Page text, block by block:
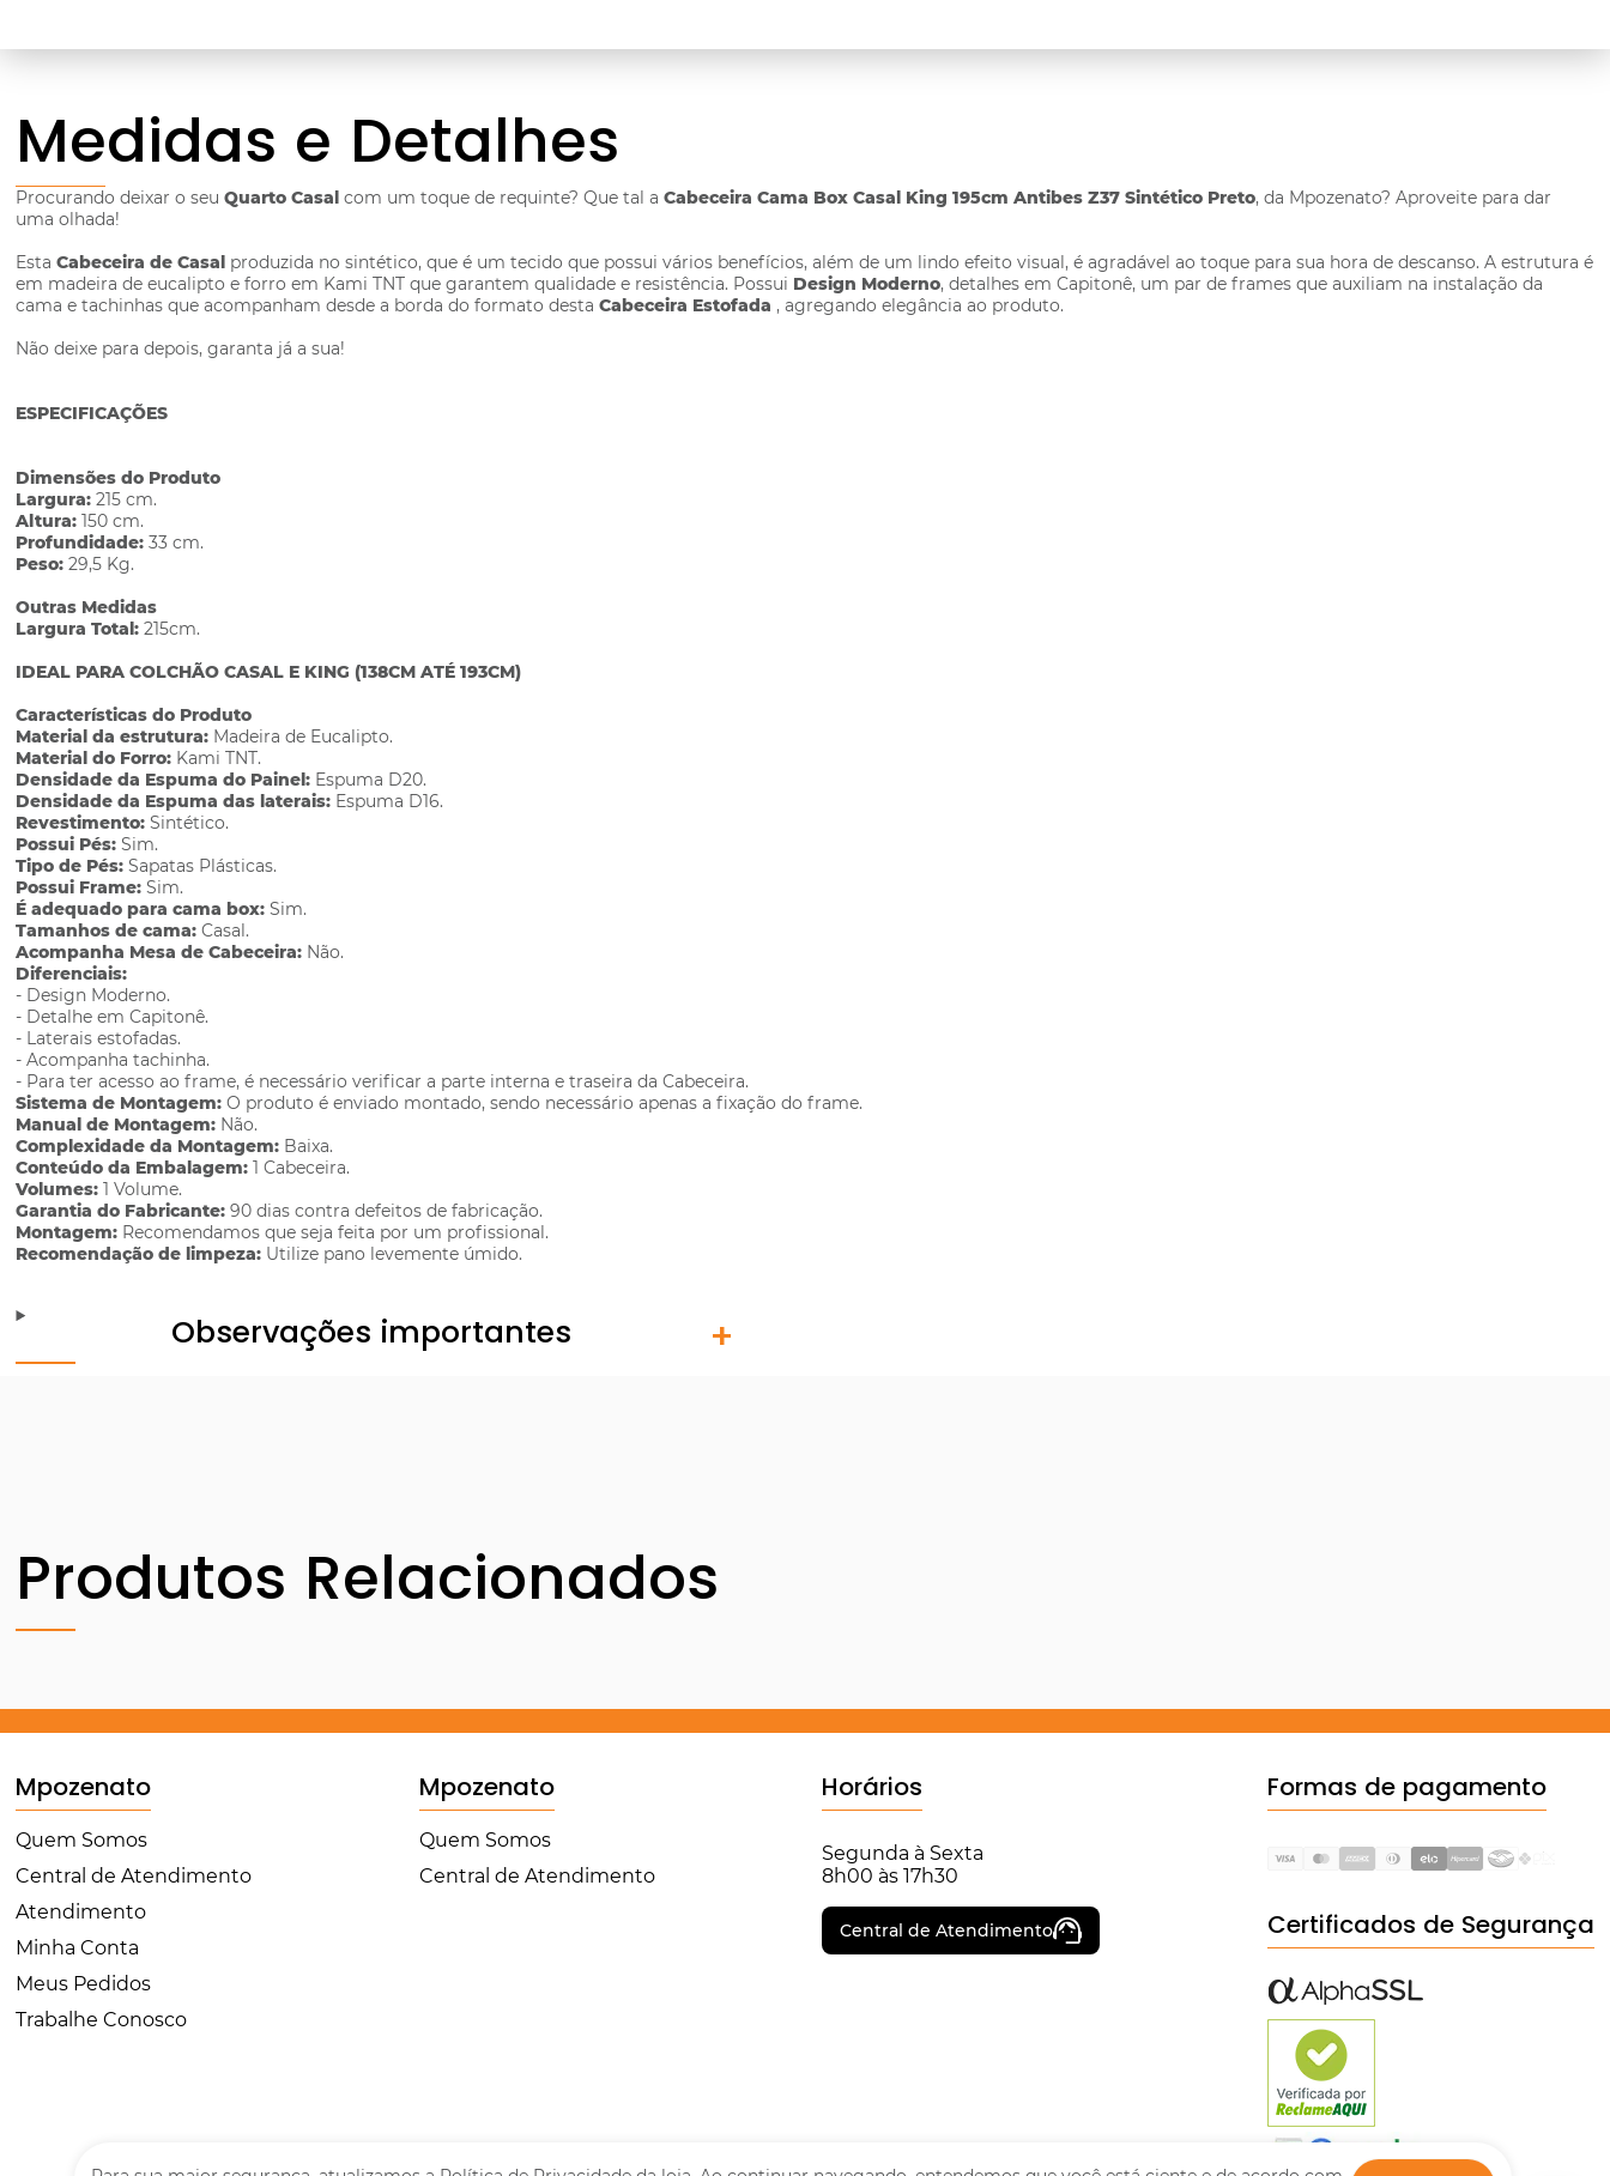
Medidas e Detalhes
Procurando deixar o seuQuarto Casal com um toque de requinte? Que tal aCabeceira Cama Box Casal King 195cm Antibes Z37 Sintético Preto, da Mpozenato? Aproveite para dar
uma olhada!
EstaCabeceira de Casal produzida no sintético, que é um tecido que possui vários benefícios, além de um lindo efeito visual, é agradável ao toque para sua hora de descanso. A estrutura é
em madeira de eucalipto e forro em Kami TNT que garantem qualidade e resistência. Possui Design Moderno, detalhes em Capitonê, um par de frames que auxiliam na instalação da
cama e tachinhas que acompanham desde a borda do formato destaCabeceira Estofada , agregando elegância ao produto.
Não deixe para depois, garanta já a sua!
ESPECIFICAÇÕES
Dimensões do Produto
Largura:215 cm.
Altura:150 cm.
Profundidade:33 cm.
Peso:29,5 Kg.
Outras Medidas
Largura Total: 215cm.
IDEAL PARA COLCHÃO CASAL E KING (138CM ATÉ 193CM)
Características do Produto
Material da estrutura: Madeira de Eucalipto.
Material do Forro: Kami TNT.
Densidade da Espuma do Painel: Espuma D20.
Densidade da Espuma das laterais: Espuma D16.
Revestimento:Sintético.
Possui Pés:Sim.
Tipo de Pés:Sapatas Plásticas.
Possui Frame:Sim.
É adequado para cama box:Sim.
Tamanhos de cama:Casal.
Acompanha Mesa de Cabeceira: Não.
Diferenciais:
- Design Moderno.
- Detalhe em Capitonê.
- Laterais estofadas.
- Acompanha tachinha.
- Para ter acesso ao frame, é necessário verificar a parte interna e traseira da Cabeceira.
Sistema de Montagem:O produto é enviado montado, sendo necessário apenas a fixação do frame.
Manual de Montagem: Não.
Complexidade da Montagem: Baixa.
Conteúdo da Embalagem:1 Cabeceira.
Volumes:1 Volume.
Garantia do Fabricante:90 dias contra defeitos de fabricação.
Montagem: Recomendamos que seja feita por um profissional.
Recomendação de limpeza: Utilize pano levemente úmido.
Observações importantes
Produtos Relacionados
Mpozenato
Quem Somos
Central de Atendimento
Atendimento
Minha Conta
Meus Pedidos
Trabalhe Conosco
Mpozenato
Quem Somos
Central de Atendimento
Horários
Segunda à Sexta
8h00 às 17h30
Central de Atendimento
Formas de pagamento
Certificados de Segurança